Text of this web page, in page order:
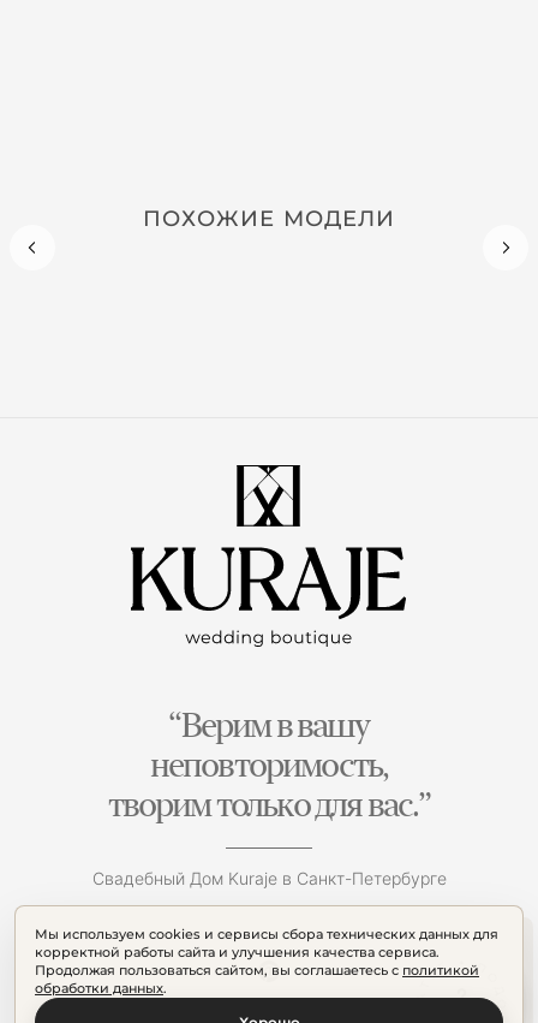
ПОХОЖИЕ МОДЕЛИ
Мы используем cookies и сервисы сбора технических данных для
корректной работы сайта и улучшения качества сервиса.
Продолжая пользоваться сайтом, вы соглашаетесь с политикой
обработки данных.
“Верим в вашу
неповторимость,
творим только для вас.”
Свадебный Дом Kuraje в Санкт-Петербурге